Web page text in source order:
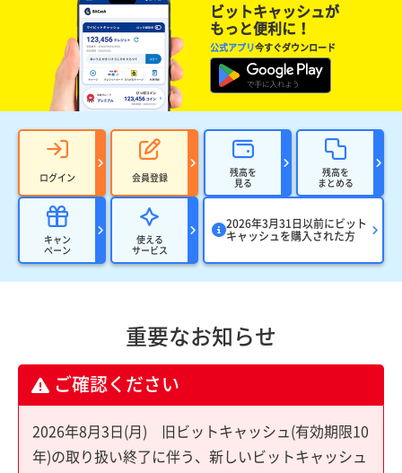
ビットキャッシュが
もっと便利に！
公式アプリ今すぐダウンロード
ログイン 会員登録
残高を
見る
残高を
まとめる
キャン
ペーン
使える
サービス
2026年3月31日以前にビット
キャッシュを購入された方
重要なお知らせ
ご確認ください
2026年8月3日(月) 旧ビットキャッシュ(有効期限10
年)の取り扱い終了に伴う、新しいビットキャッシュ